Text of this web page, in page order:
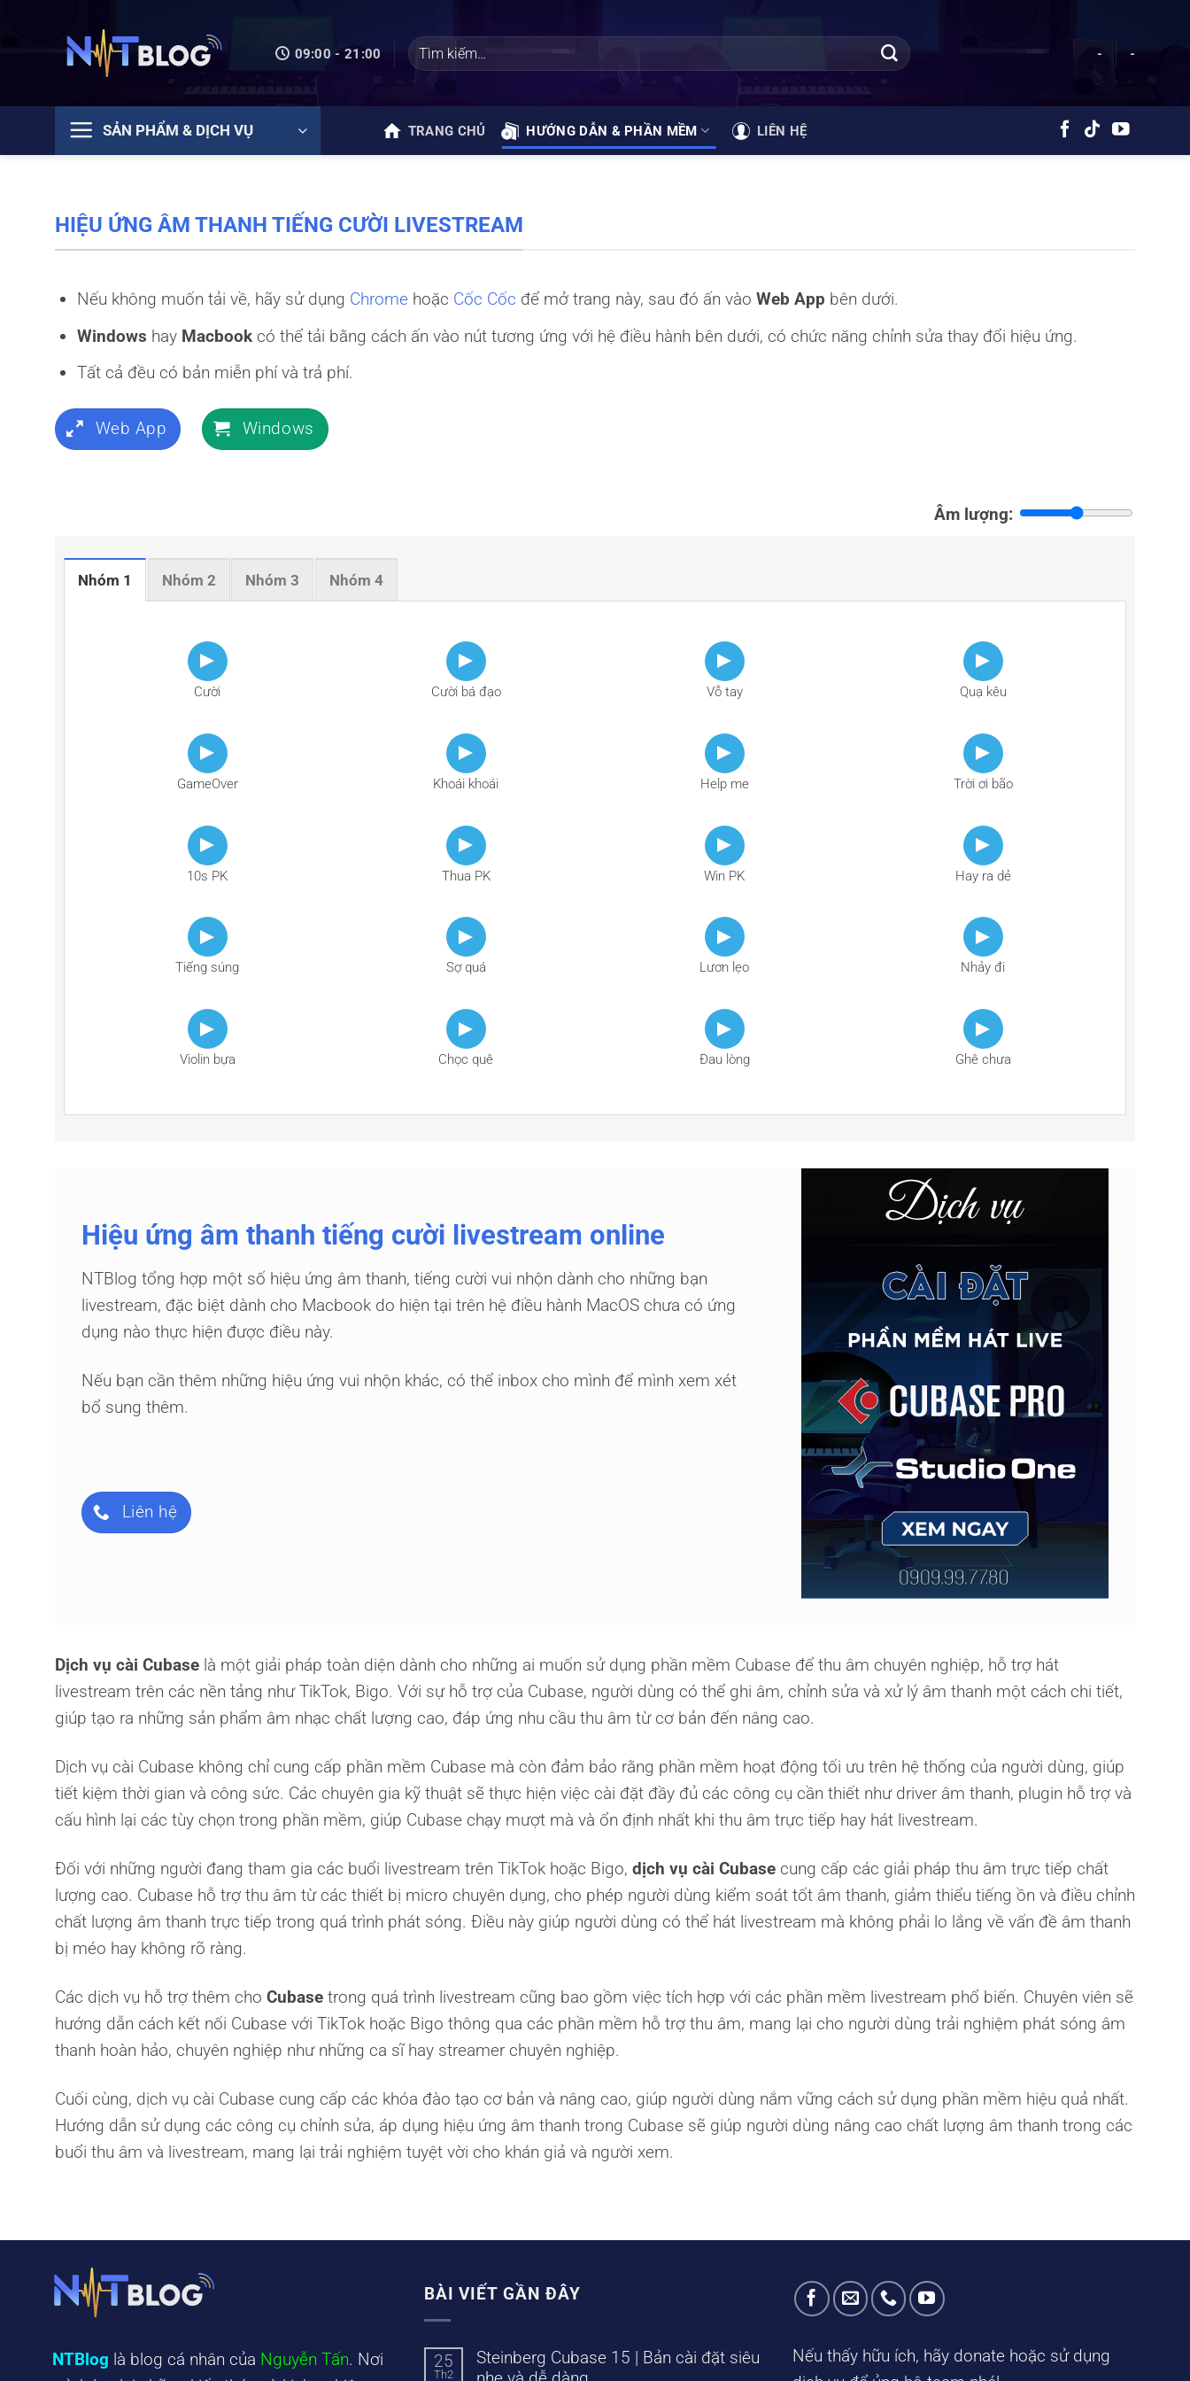
09:00 - 21:00 - -
SẢN PHẨM & DỊCH VỤ TRANG CHỦ HƯỚNG DẪN & PHẦN MỀM LIÊN HỆ
HIỆU ỨNG ÂM THANH TIẾNG CƯỜI LIVESTREAM
Nếu không muốn tải về, hãy sử dụng Chrome hoặc Cốc Cốc để mở trang này, sau đó ấn vào Web App bên dưới.
Windows hay Macbookcó thể tải bằng cách ấn vào nút tương ứng với hệ điều hành bên dưới, có chức năng chỉnh sửa thay đổi hiệu ứng.
Tất cả đều có bản miễn phí và trả phí.
Web App Windows
Âm lượng:
Nhóm 1 Nhóm 2 Nhóm 3 Nhóm 4
Cười Cười bá đạo Vỗ tay Quạ kêu
GameOver Khoái khoái Help me Trời ơi bão
10s PK Thua PK Win PK Hay ra dẻ
Tiếng súng Sợ quá Lươn lẹo Nhảy đi
Violin bựa Chọc quê Đau lòng Ghê chưa
Hiệu ứng âm thanh tiếng cười livestream online
NTBlog tổng hợp một số hiệu ứng âm thanh, tiếng cười vui nhộn dành cho những bạn
livestream, đặc biệt dành cho Macbook do hiện tại trên hệ điều hành MacOS chưa có ứng
dụng nào thực hiện được điều này.
Nếu bạn cần thêm những hiệu ứng vui nhộn khác, có thể inbox cho mình để mình xem xét
bổ sung thêm.
Liên hệ
Dịch vụ cài Cubase là một giải pháp toàn diện dành cho những ai muốn sử dụng phần mềm Cubase để thu âm chuyên nghiệp, hỗ trợ hát
livestream trên các nền tảng như TikTok, Bigo. Với sự hỗ trợ của Cubase, người dùng có thể ghi âm, chỉnh sửa và xử lý âm thanh một cách chi tiết,
giúp tạo ra những sản phẩm âm nhạc chất lượng cao, đáp ứng nhu cầu thu âm từ cơ bản đến nâng cao.
Dịch vụ cài Cubase không chỉ cung cấp phần mềm Cubase mà còn đảm bảo rằng phần mềm hoạt động tối ưu trên hệ thống của người dùng, giúp
tiết kiệm thời gian và công sức. Các chuyên gia kỹ thuật sẽ thực hiện việc cài đặt đầy đủ các công cụ cần thiết như driver âm thanh, plugin hỗ trợ và
cấu hình lại các tùy chọn trong phần mềm, giúp Cubase chạy mượt mà và ổn định nhất khi thu âm trực tiếp hay hát livestream.
Đối với những người đang tham gia các buổi livestream trên TikTok hoặc Bigo, dịch vụ cài Cubase cung cấp các giải pháp thu âm trực tiếp chất
lượng cao. Cubase hỗ trợ thu âm từ các thiết bị micro chuyên dụng, cho phép người dùng kiểm soát tốt âm thanh, giảm thiểu tiếng ồn và điều chỉnh
chất lượng âm thanh trực tiếp trong quá trình phát sóng. Điều này giúp người dùng có thể hát livestream mà không phải lo lắng về vấn đề âm thanh
bị méo hay không rõ ràng.
Các dịch vụ hỗ trợ thêm cho Cubase trong quá trình livestream cũng bao gồm việc tích hợp với các phần mềm livestream phổ biến. Chuyên viên sẽ
hướng dẫn cách kết nối Cubase với TikTok hoặc Bigo thông qua các phần mềm hỗ trợ thu âm, mang lại cho người dùng trải nghiệm phát sóng âm
thanh hoàn hảo, chuyên nghiệp như những ca sĩ hay streamer chuyên nghiệp.
Cuối cùng, dịch vụ cài Cubase cung cấp các khóa đào tạo cơ bản và nâng cao, giúp người dùng nắm vững cách sử dụng phần mềm hiệu quả nhất.
Hướng dẫn sử dụng các công cụ chỉnh sửa, áp dụng hiệu ứng âm thanh trong Cubase sẽ giúp người dùng nâng cao chất lượng âm thanh trong các
buổi thu âm và livestream, mang lại trải nghiệm tuyệt vời cho khán giả và người xem.
NTBlog là blog cá nhân của Nguyễn Tấn. Nơi
BÀI VIẾT GẦN ĐÂY
25
Th2
Steinberg Cubase 15 | Bản cài đặt siêu
Nếu thấy hữu ích, hãy donate hoặc sử dụng